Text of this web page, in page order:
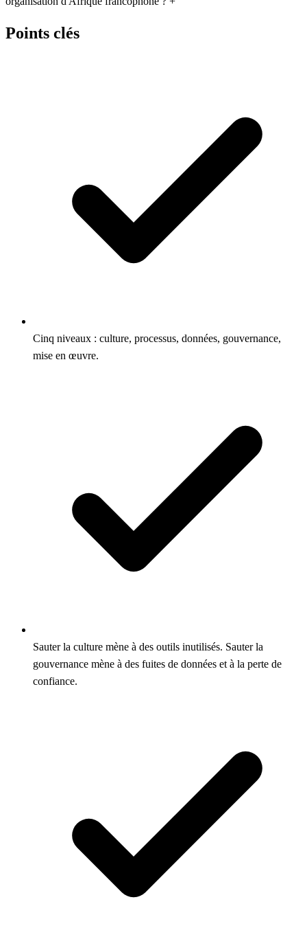
Points clés
Cinq niveaux : culture, processus, données, gouvernance,
mise en œuvre.
Sauter la culture mène à des outils inutilisés. Sauter la
gouvernance mène à des fuites de données et à la perte de
confiance.